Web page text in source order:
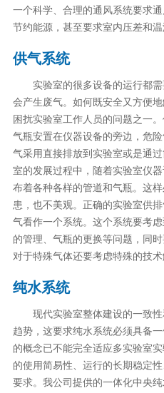
一个科学、合理的通风系统要求
节约能源，甚至要求室内压差和
供气系统
实验室的很多设备的运行都需
会产生废气。如何既安全又方便
困扰实验室工作人员的问题之一
气瓶安置在仪器设备的旁边，危
气采用直接排放到实验室或是通
室的发展过程中，随着实验室仪
布着各种各样的管道和气瓶。这
患，也不美观。正确的实验室供
气看作一个系统。这个系统要考
的管理、气瓶的更换等问题，同
对于特殊气体还要考虑特殊的技术
纯水系统
现代实验室整体建设的一致性
趋势，这要求纯水系统必须具备
的概念已不能完全适应多实验室
的使用简易性、运行的长期稳定
要求。我公司提供的一体化中央